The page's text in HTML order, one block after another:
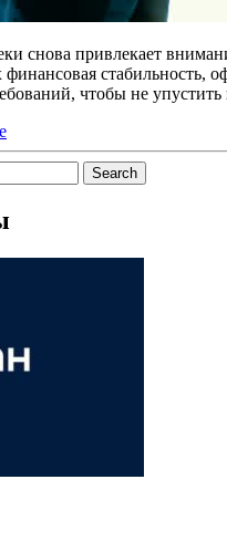
снова привлекает
финансовая
чтобы не
Search